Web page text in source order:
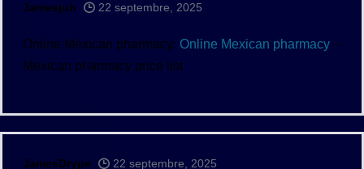
Jamesjuh 22 septembre, 2025
Online Mexican pharmacy: Online Mexican pharmacy –
Mexican pharmacy price list
JamesDrype 22 septembre, 2025